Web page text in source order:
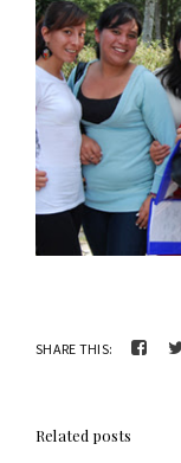
SHARE THIS:
Related posts